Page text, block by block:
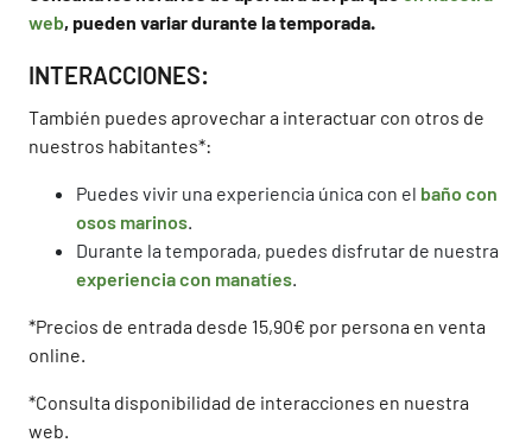
web, pueden variar durante la temporada.
INTERACCIONES:
También puedes aprovechar a interactuar con otros de
nuestros habitantes*:
Puedes vivir una experiencia única con el baño con
osos marinos
Durante la temporada, puedes disfrutar de nuestra
experiencia con manatíes
*Precios de entrada desde 15,90€ por persona en venta
online.
*Consulta disponibilidad de interacciones en nuestra
web.